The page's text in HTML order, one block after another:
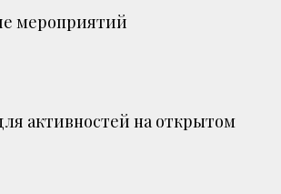
мероприятий
активностей на открытом